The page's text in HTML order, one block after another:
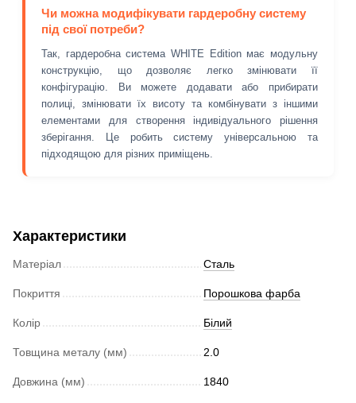
Чи можна модифікувати гардеробну систему
під свої потреби?
Так, гардеробна система WHITE Edition має модульну
конструкцію, що дозволяє легко змінювати її
конфігурацію. Ви можете додавати або прибирати
полиці, змінювати їх висоту та комбінувати з іншими
елементами для створення індивідуального рішення
зберігання. Це робить систему універсальною та
підходящою для різних приміщень.
Характеристики
Матеріал Сталь
Покриття Порошкова фарба
Колір Білий
Товщина металу (мм) 2.0
Довжина (мм) 1840